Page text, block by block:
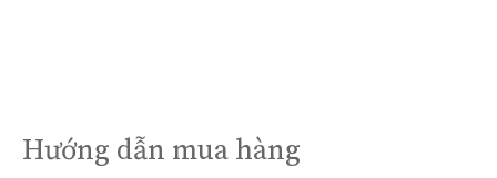
Hướng dẫn mua hàng